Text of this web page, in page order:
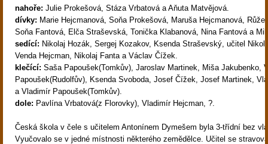
nahoře: Julie Prokešová, Stáza Vrbatová a Aňuta Matvějová.
dívky: Marie Hejcmanová, Soňa Prokešová, Maruša Hejcmanová,
Soňa Fantová, Elča Straševská, Tonička Klabanová, Nina Fantová a
sedící: Nikolaj Hozák, Sergej Kozakov, Ksenda Straševský, učitel
Venda Hejcman, Nikolaj Fanta a Václav Čížek.
klečící: Saša Papoušek(Tomkův), Jaroslav Martinek, Miša Jakubenko,
Papoušek(Rudolfův), Ksenda Svoboda, Josef Čížek, Josef Martinek,
a Vladimír Papoušek(Tomkův).
dole: Pavlína Vrbatová(z Florovky), Vladimír Hejcman, ?.
Česká škola v čele s učitelem Antonínem Dymešem byla 3-třídní bez
Vyučovalo se v jedné místnosti některého zemědělce. Učitel se